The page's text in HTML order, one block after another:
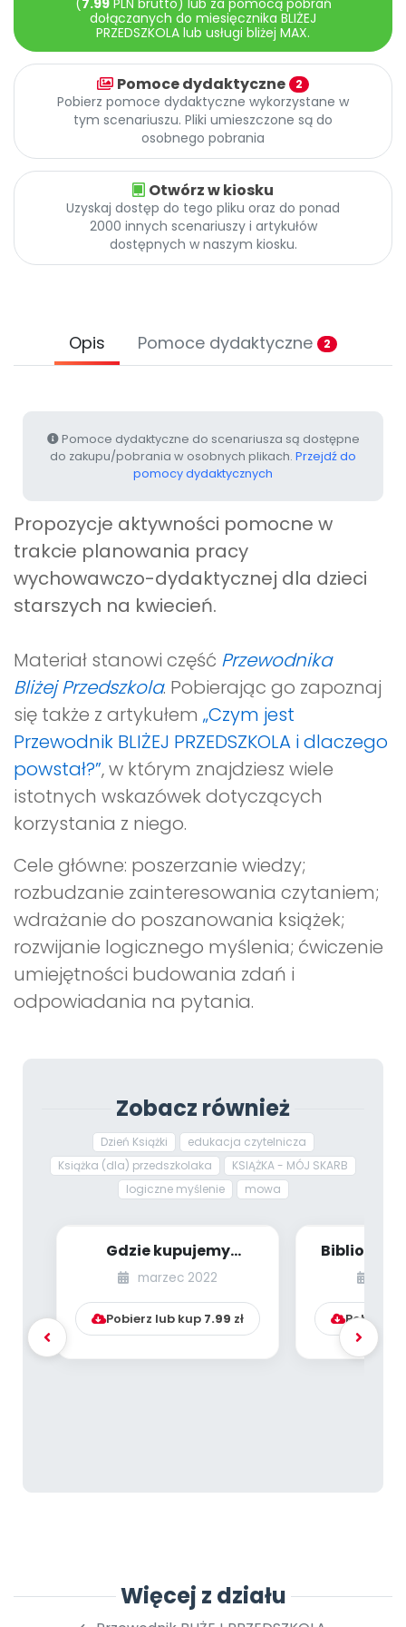
Archiwalne numery
Pomoc
Promocje
(7.99PLN brutto) lub za pomocą pobrań
dołączanych do miesięcznika BLIŻEJ
PRZEDSZKOLA lub usługi bliżej MAX.
Pomoce dydaktyczne 2
Pobierz pomoce dydaktyczne wykorzystane w
tym scenariuszu. Pliki umieszczone są do
osobnego pobrania
Otwórz w kiosku
Uzyskaj dostęp do tego pliku oraz do ponad
2000 innych scenariuszy i artykułów
dostępnych w naszym kiosku.
Opis Pomoce dydaktyczne 2
Pomoce dydaktyczne do scenariusza są dostępne
do zakupu/pobrania w osobnych plikach. Przejdź do
pomocy dydaktycznych
Propozycje aktywności pomocne w
trakcie planowania pracy
wychowawczo-dydaktycznej dla dzieci
starszych na kwiecień.
Materiał stanowi część Przewodnika
Bliżej Przedszkola. Pobierając go zapoznaj
się także z artykułem „Czym jest
Przewodnik BLIŻEJ PRZEDSZKOLA i dlaczego
powstał?”, w którym znajdziesz wiele
istotnych wskazówek dotyczących
korzystania z niego.
Cele główne: poszerzanie wiedzy;
rozbudzanie zainteresowania czytaniem;
wdrażanie do poszanowania książek;
rozwijanie logicznego myślenia; ćwiczenie
umiejętności budowania zdań i
odpowiadania na pytania.
Zobacz również
Dzień Książki
edukacja czytelnicza
Książka (dla) przedszkolaka
KSIĄŻKA - MÓJ SKARB
logiczne myślenie
mowa
Gdzie kupujemy
książki? [PBP - dzieci
starsze - numer 3...
marzec 2022
Pobierz lub kup 7.99 zł
Biblioteka
książek
Pobierz
Więcej z działu